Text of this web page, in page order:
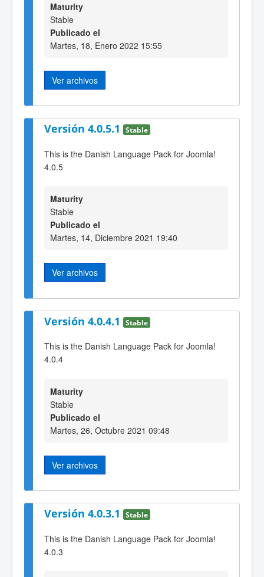
Maturity
Stable
Publicado el
Martes, 18, Enero 2022 15:55
Ver archivos
Versión 4.0.5.1 Stable
This is the Danish Language Pack for Joomla!
4.0.5
Maturity
Stable
Publicado el
Martes, 14, Diciembre 2021 19:40
Ver archivos
Versión 4.0.4.1 Stable
This is the Danish Language Pack for Joomla!
4.0.4
Maturity
Stable
Publicado el
Martes, 26, Octubre 2021 09:48
Ver archivos
Versión 4.0.3.1 Stable
This is the Danish Language Pack for Joomla!
4.0.3